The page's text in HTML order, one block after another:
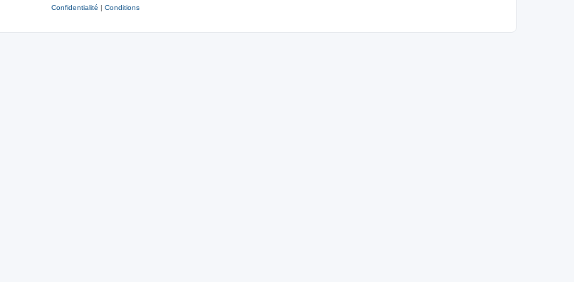
Confidentialité | Conditions